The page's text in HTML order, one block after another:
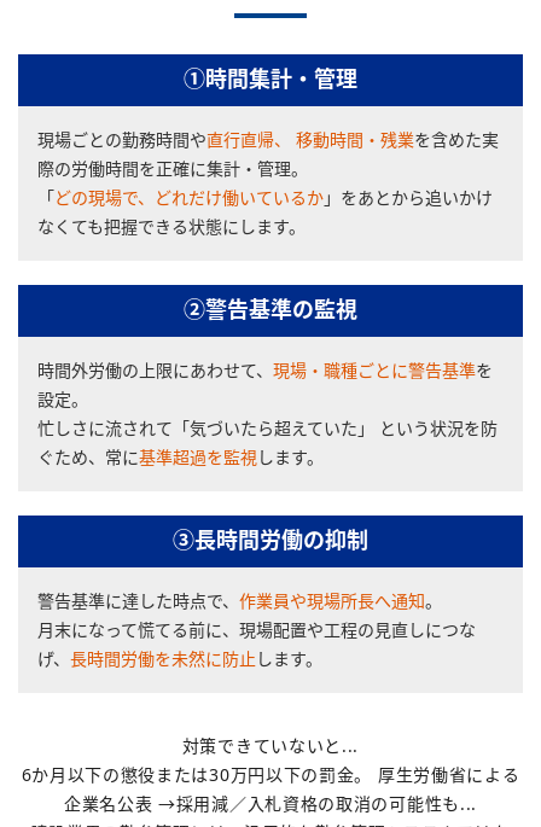
①時間集計・管理
現場ごとの勤務時間や直行直帰、 移動時間・残業を含めた実
際の労働時間を正確に集計・管理。
「 どの現場で、どれだけ働いているか」をあとから追いかけ
なくても把握できる状態にします。
②警告基準の監視
時間外労働の上限にあわせて、 現場・職種ごとに警告基準を
設定。
忙しさに流されて「気づいたら超えていた」 という状況を防
ぐため、常に基準超過を監視 します。
③長時間労働の抑制
警告基準に達した時点で、 作業員や現場所長へ通知 。
月末になって慌てる前に、現場配置や工程の見直しにつな
げ、 長時間労働を未然に防止 します。
対策できていないと...
6か月以下の懲役または30万円以下の罰金。 厚生労働省による
企業名公表 →採用減／入札資格の取消の可能性も...